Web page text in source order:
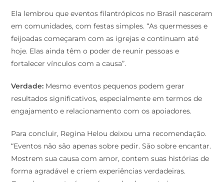
Ela lembrou que eventos filantrópicos no Brasil nasceram
em comunidades, com festas simples. “As quermesses e
feijoadas começaram com as igrejas e continuam até
hoje. Elas ainda têm o poder de reunir pessoas e
fortalecer vínculos com a causa”.
Verdade: Mesmo eventos pequenos podem gerar
resultados significativos, especialmente em termos de
engajamento e relacionamento com os apoiadores.
Para concluir, Regina Helou deixou uma recomendação.
“Eventos não são apenas sobre pedir. São sobre encantar.
Mostrem sua causa com amor, contem suas histórias de
forma agradável e criem experiências verdadeiras.